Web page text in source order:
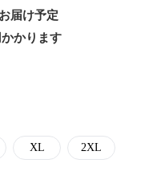
届け予定
かかります
XL 2XL